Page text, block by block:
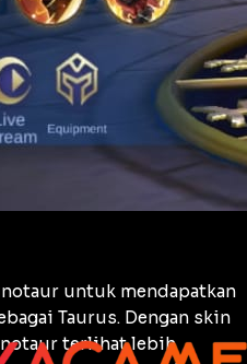
untuk mendapatkan
Taurus. Dengan skin
terlihat lebih